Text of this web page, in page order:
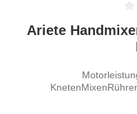
Durchschnittliche
Ariete